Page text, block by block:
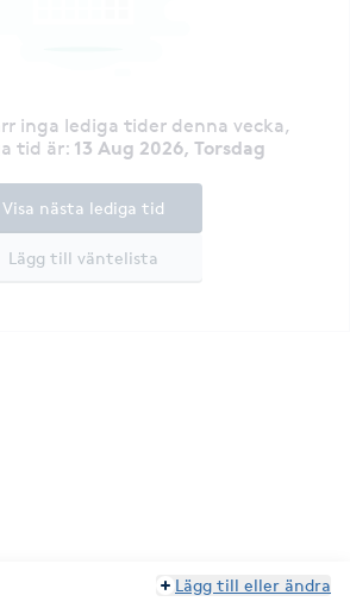
inga lediga tider denna vecka,
tid är: 13 Aug 2026, Torsdag
Lägg till väntelista
Visa nästa lediga tid
Lägg till eller ändra